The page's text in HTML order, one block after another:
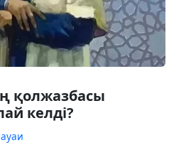
қолжазбасы
келді?